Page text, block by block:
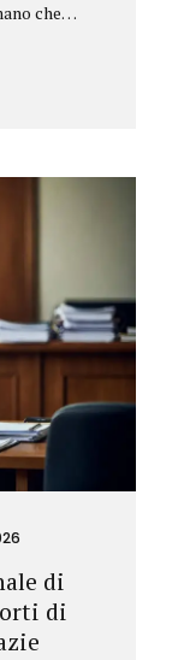
che
la
di
di